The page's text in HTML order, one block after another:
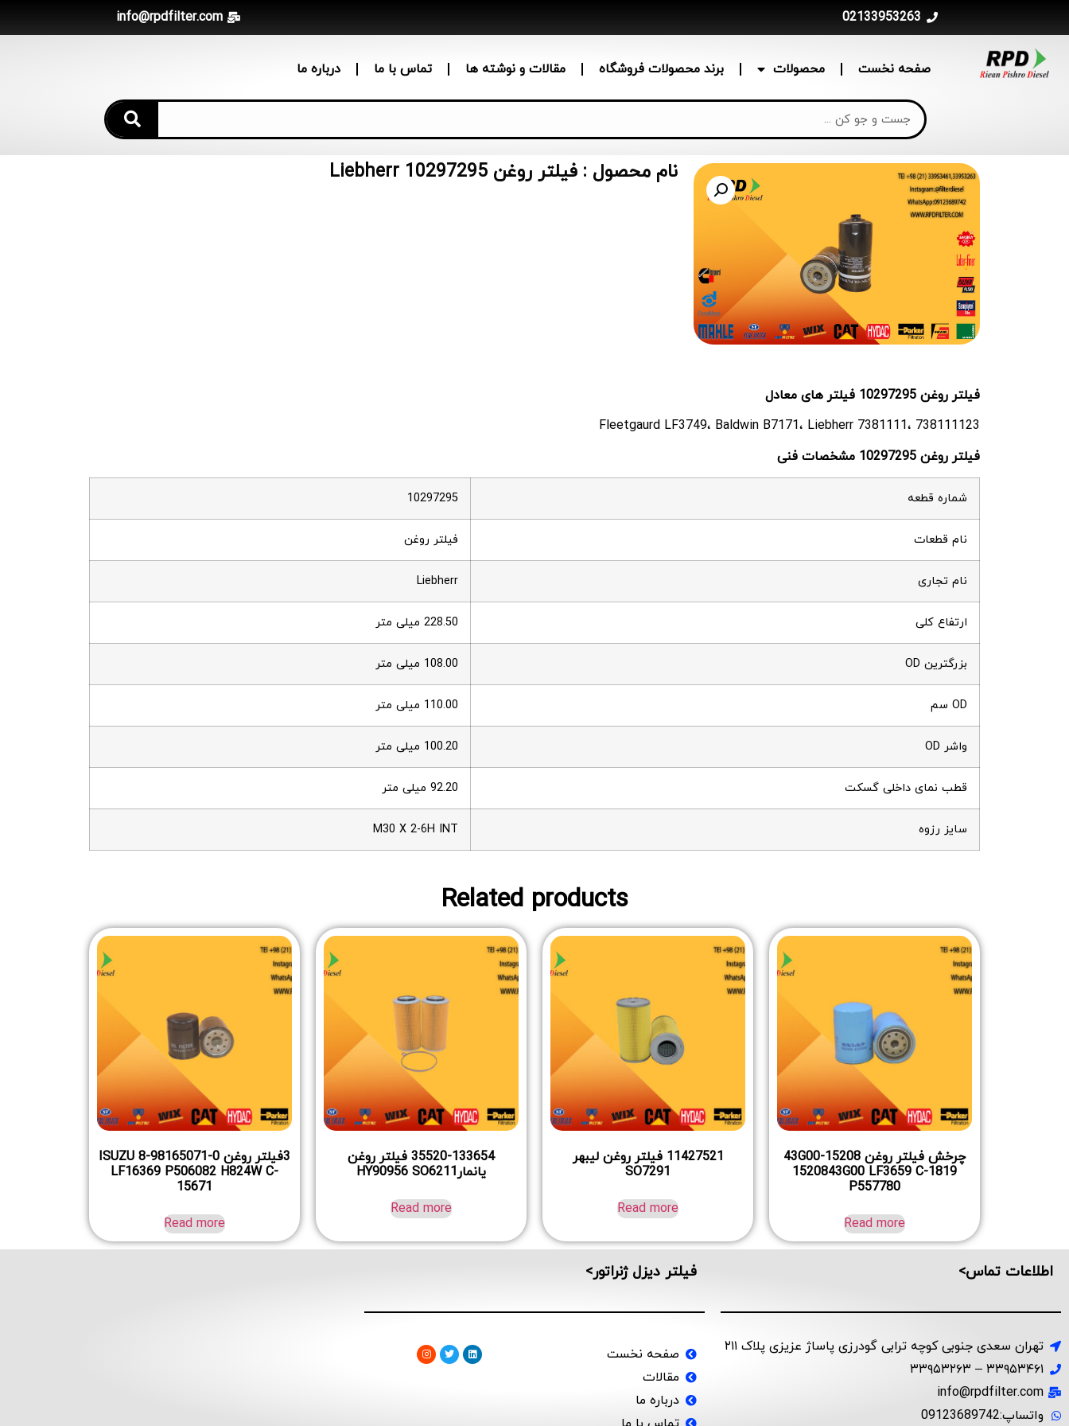
02133953263
info@rpdfilter.com
صفحه نخست محصولات برند محصولات فروشگاه مقالات و نوشته ها تماس با ما درباره ما
نام محصول : فیلتر روغن Liebherr 10297295
فیلتر روغن 10297295 فیلتر های معادل
Fleetgaurd LF3749، Baldwin B7171، Liebherr 7381111، 738111123
فیلتر روغن 10297295 مشخصات فنی
شماره قطعه 10297295
نام قطعات فیلتر روغن
نام تجاری Liebherr
ارتفاع کلی 228.50 میلی متر
بزرگترین OD 108.00 میلی متر
OD سم 110.00 میلی متر
واشر OD 100.20 میلی متر
قطب نمای داخلی گسکت 92.20 میلی متر
سایز رزوه M30 X 2-6H INT
Related products
چرخش فیلتر روغن 15208-43G00
1520843G00 LF3659 C-1819
P557780
Read more
11427521 فیلتر روغن لیبهر
SO7291
Read more
35520-133654 فیلتر روغن
یانمارHY90956 SO6211
Read more
3فیلتر روغن ISUZU 8-98165071-0
LF16369 P506082 H824W C-
15671
Read more
اطلاعات تماس>
تهران سعدی جنوبی کوچه ترابی گودرزی پاساژ عزیزی پلاک ۲۱۱
۳۳۹۵۳۴۶۱ – ۳۳۹۵۳۲۶۳
info@rpdfilter.com
واتساپ:09123689742
فیلتر دیزل ژنراتور>
صفحه نخست
مقالات
درباره ما